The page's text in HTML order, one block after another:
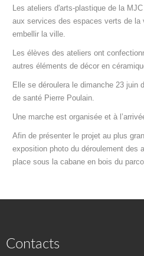
Les ateliers d'arts-plastique de la
aux services des espaces verts de la
embellir la ville.
Les élèves des ateliers ont
autres éléments de décor en
Elle se déroulera le dimanche 23 juin
de santé Pierre Poulain.
Une marche est organisée et à
Afin de présenter le projet au plus
exposition photo du déroulement des
place sous la cabane en bois du
Contacts